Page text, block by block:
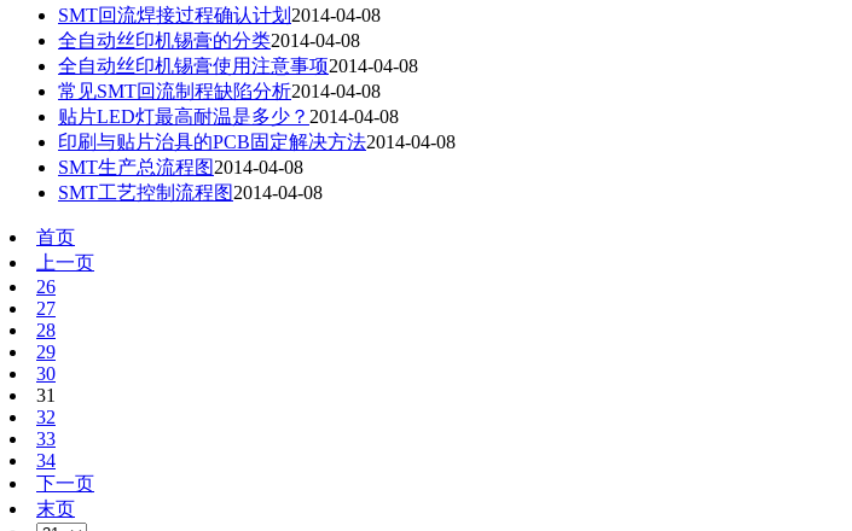
SMT回流焊接过程确认计划 2014-04-08
全自动丝印机锡膏的分类2014-04-08
全自动丝印机锡膏使用注意事项2014-04-08
常见SMT回流制程缺陷分析2014-04-08
贴片LED灯最高耐温是多少？ 2014-04-08
印刷与贴片治具的PCB固定解决方法2014-04-08
SMT生产总流程图2014-04-08
SMT工艺控制流程图2014-04-08
首页
上一页
26
27
28
29
30
31
32
33
34
下一页
末页